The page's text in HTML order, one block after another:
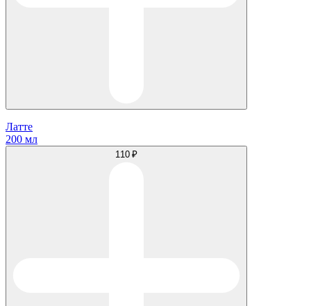
Латте
200 мл
110 ₽